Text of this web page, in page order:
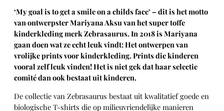
‘My goal is to get a smile on a childs face’ – dit is het motto
van ontwerpster Mariyana Aksu van het super toffe
kinderkleding merk Zebrasaurus. In 2018 is Mariyana
gaan doen wat ze echt leuk vindt: Het ontwerpen van
vrolijke prints voor kinderkleding. Prints die kinderen
vooral zelf leuk vinden! Het is niet gek dat haar selectie
comité dan ook bestaat uit kinderen.
De collectie van Zebrasaurus bestaat uit kwalitatief goede en
biologische T-shirts die op milieuvriendelijke manieren